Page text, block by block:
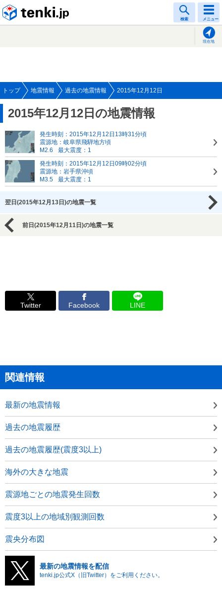
検索 メニュー
現在地
トップ 地震情報 過去の地震情報 2015年12月12日
2015年12月12日の地震情報
発生時刻：2015年12月12日13時31分頃
震源地：岐阜県飛騨地方頃
M2.6
最大震度：1
発生時刻：2015年12月12日09時02分頃
震源地：岩手県沖頃
M3.5
最大震度：1
翌日(2015年12月13日)の地震一覧
前日(2015年12月11日)の地震一覧
Twitter Facebook LINE
関連情報
最新の地震情報
過去の地震履歴
過去の地震履歴(震度3以上)
海外の大きな地震
震源地ごとの地震発生回数
震度3以上の地域別観測回数
震央分布図
最新の地震情報を配信
tenki.jp公式X（旧Twitter）をご利用ください。